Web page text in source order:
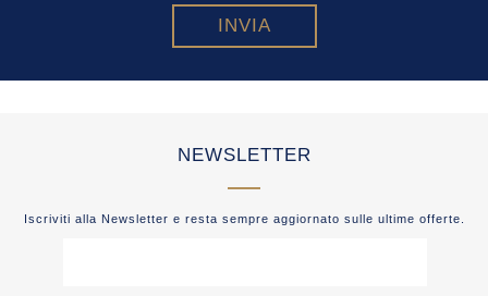
NEWSLETTER
Iscriviti alla Newsletter e resta sempre aggiornato sulle ultime offerte.